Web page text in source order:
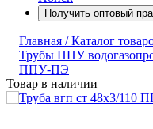
Получить оптовый
Главная /Каталог
Трубы ППУ
ППУ-ПЭ
Товар в наличии